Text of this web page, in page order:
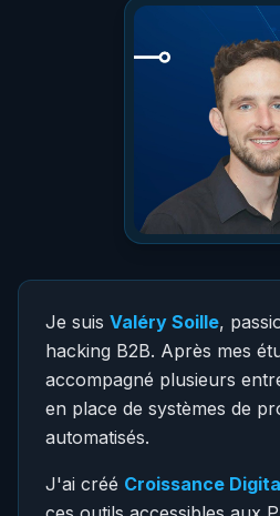
Je suis Valéry Soille,
hacking B2B. Après mes
accompagné plusieurs
en place de systèmes de
automatisés.
J'ai créé Croissance